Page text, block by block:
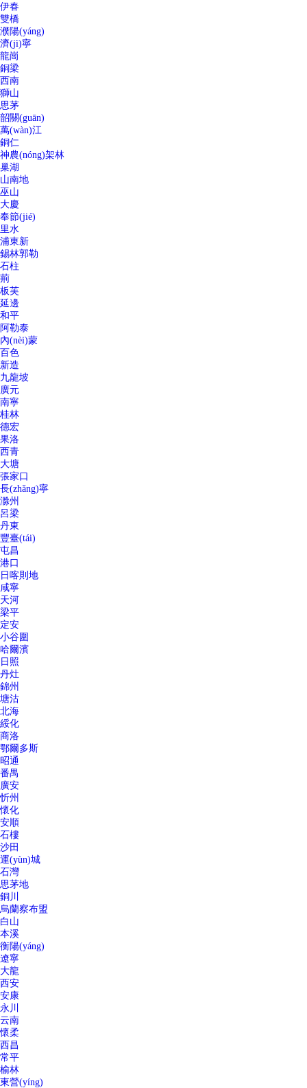
伊春
雙橋
濮陽(yáng)
濟(jì)寧
龍崗
銅梁
西南
獅山
思茅
韶關(guān)
萬(wàn)江
銅仁
神農(nóng)架林
巢湖
山南地
巫山
大慶
奉節(jié)
里水
浦東新
錫林郭勒
石柱
荊
板芙
延邊
和平
阿勒泰
內(nèi)蒙
百色
新造
九龍坡
廣元
南寧
桂林
德宏
果洛
西青
大塘
張家口
長(zhǎng)寧
滁州
呂梁
丹東
豐臺(tái)
屯昌
港口
日喀則地
咸寧
天河
梁平
定安
小谷圍
哈爾濱
日照
丹灶
錦州
塘沽
北海
綏化
商洛
鄂爾多斯
昭通
番禺
廣安
忻州
懷化
安順
石樓
沙田
運(yùn)城
石灣
思茅地
銅川
烏蘭察布盟
白山
本溪
衡陽(yáng)
遼寧
大龍
西安
安康
永川
云南
懷柔
西昌
常平
榆林
東營(yíng)